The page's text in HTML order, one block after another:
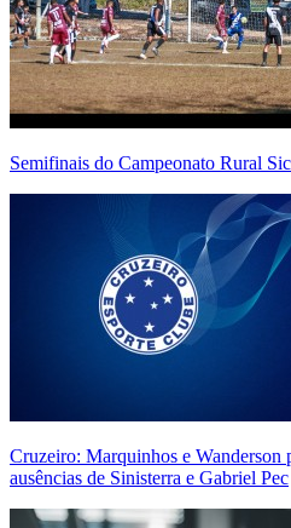
Semifinais do Campeonato Rural
Cruzeiro: Marquinhos e Wanderson
ausências de Sinisterra e Gabriel Pec